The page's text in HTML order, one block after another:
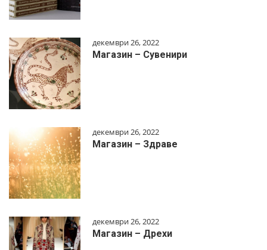
декември 26, 2022
Магазин – Сувенири
декември 26, 2022
Магазин – Здраве
декември 26, 2022
Магазин – Дрехи